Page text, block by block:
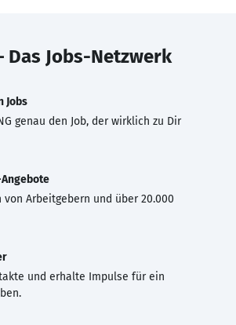
Das Jobs-Netzwerk
Jobs
genau den Job, der wirklich zu Dir
von Arbeitgebern und über 20.000
und erhalte Impulse für ein